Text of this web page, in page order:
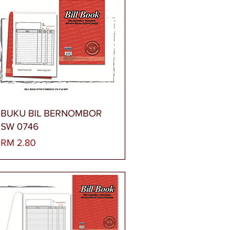
Paparan Segera
BUKU BIL BERNOMBOR
SW 0746
Harga
RM 2.80